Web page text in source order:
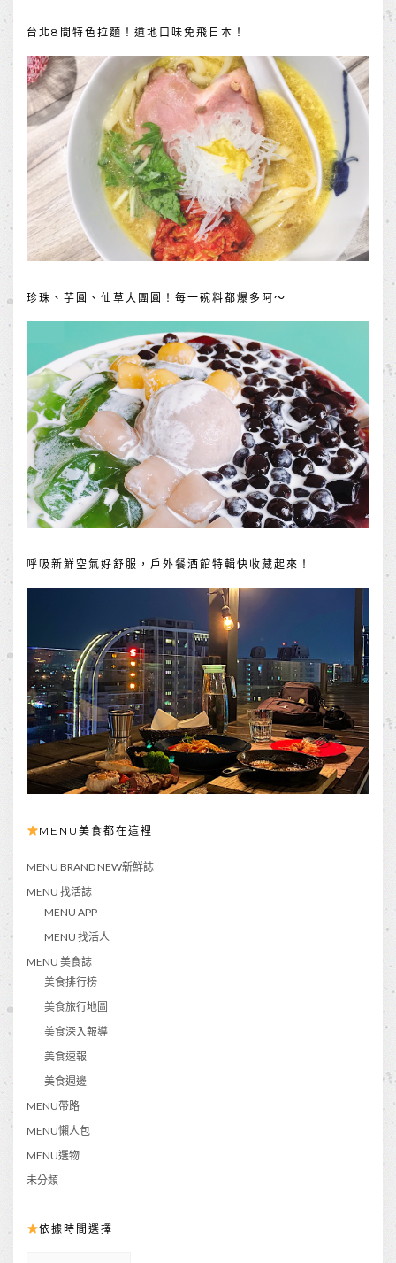
台北8間特色拉麵！道地口味免飛日本！
珍珠、芋圓、仙草大團圓！每一碗料都爆多阿～
呼吸新鮮空氣好舒服，戶外餐酒館特輯快收藏起來！
MENU美食都在這裡
MENU BRAND NEW新鮮誌
MENU 找活誌
MENU APP
MENU 找活人
MENU 美食誌
美食排行榜
美食旅行地圖
美食深入報導
美食速報
美食週邊
MENU帶路
MENU懶人包
MENU選物
未分類
依據時間選擇